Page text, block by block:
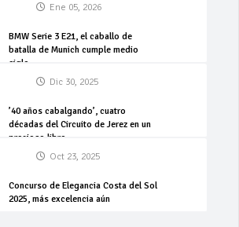
Ene 05, 2026
BMW Serie 3 E21, el caballo de
batalla de Munich cumple medio
siglo
Dic 30, 2025
’40 años cabalgando’, cuatro
décadas del Circuito de Jerez en un
precioso libro
Oct 23, 2025
Concurso de Elegancia Costa del Sol
2025, más excelencia aún